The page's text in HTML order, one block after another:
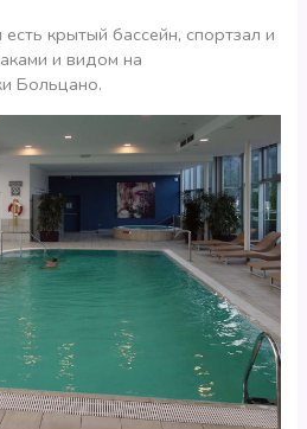
крытый бассейн, спортзал и
и видом на
Больцано.